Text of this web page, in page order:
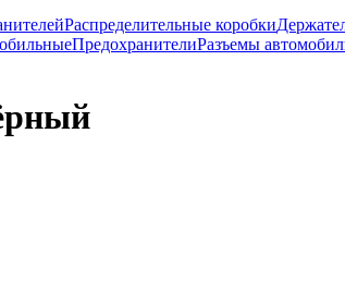
Распределительные коробки
ПредохранителиРазъемы